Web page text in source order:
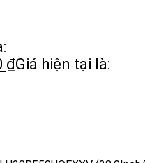
₫Giá hiện tại là: